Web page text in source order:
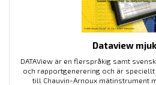
Dataview
DATAView är en flerspråkig samt
och rapportgenerering och är
till Chauvin-Arnoux mätinstrument